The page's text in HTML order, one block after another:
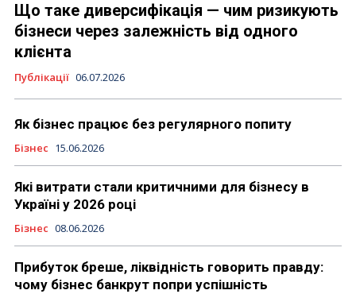
Що таке диверсифікація — чим ризикують
бізнеси через залежність від одного
клієнта
Публікації 06.07.2026
Як бізнес працює без регулярного попиту
Бізнес 15.06.2026
Які витрати стали критичними для бізнесу в
Україні у 2026 році
Бізнес 08.06.2026
Прибуток бреше, ліквідність говорить правду:
чому бізнес банкрут попри успішність